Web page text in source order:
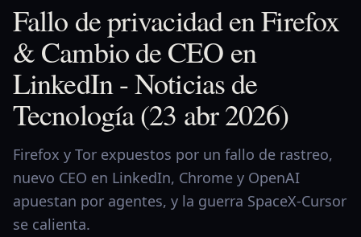
Fallo de privacidad en Firefox
& Cambio de CEO en
LinkedIn - Noticias de
Tecnología (23 abr 2026)
Firefox y Tor expuestos por un fallo de rastreo,
nuevo CEO en LinkedIn, Chrome y OpenAI
apuestan por agentes, y la guerra SpaceX‑Cursor
se calienta.